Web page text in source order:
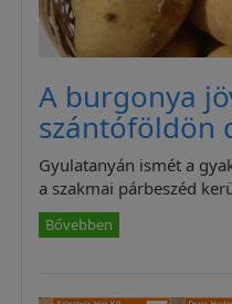
A burgonya
szántóföldön
Gyulatanyán ismét a
a szakmai párbeszéd
Bővebben